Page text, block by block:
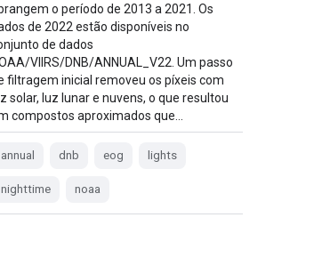
o período de 2013 a 2021. Os
de 2022 estão disponíveis no
de dados
VIIRS/DNB/ANNUAL_V22. Um passo
filtragem inicial removeu os píxeis com
solar, luz lunar e nuvens, o que resultou
compostos aproximados que…
annual dnb eog lights
nighttime noaa